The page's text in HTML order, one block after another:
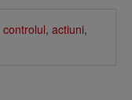
controlul, actiuni,